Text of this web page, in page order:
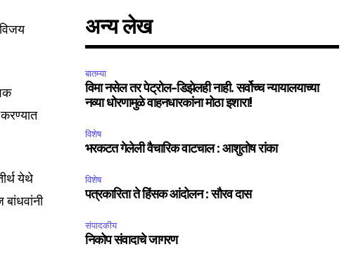
and accept the Privacy Policy.
75
येथे
अन्य लेख
बातम्या
विमा नसेल तर पेट्रोल-डिझेलही नाही. सर्वोच्च न्यायालयाच्या
नव्या धोरणामुळे वाहनधारकांना मोठा इशारा!
विशेष
भरकटत गेलेली वैचारिक वाटचाल : आशुतोष रांका
विशेष
पत्रकारिता ते हिंसक आंदोलन : सौरव दास
संपादकीय
निकोप संवादाचे जागरण